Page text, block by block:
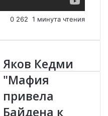
0 262 1 минута чтения
Я
к
о
в
К
е
Яков Кедми
"Мафия
привела
Байдена к